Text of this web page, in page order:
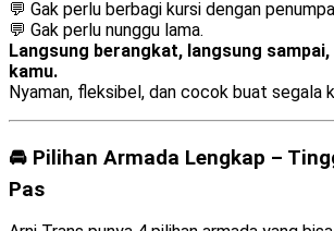
💬 Gak perlu berbagi kursi dengan
💬 Gak perlu nunggu lama.
Langsung berangkat, langsung
kamu.
Nyaman, fleksibel, dan cocok buat segala
🚘 Pilihan Armada Lengkap –
Pas